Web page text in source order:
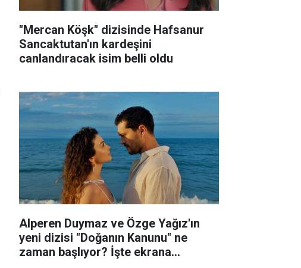
"Mercan Köşk" dizisinde Hafsanur
Sancaktutan'ın kardeşini
canlandıracak isim belli oldu
Alperen Duymaz ve Özge Yağız'ın
yeni dizisi "Doğanın Kanunu" ne
zaman başlıyor? İşte ekrana